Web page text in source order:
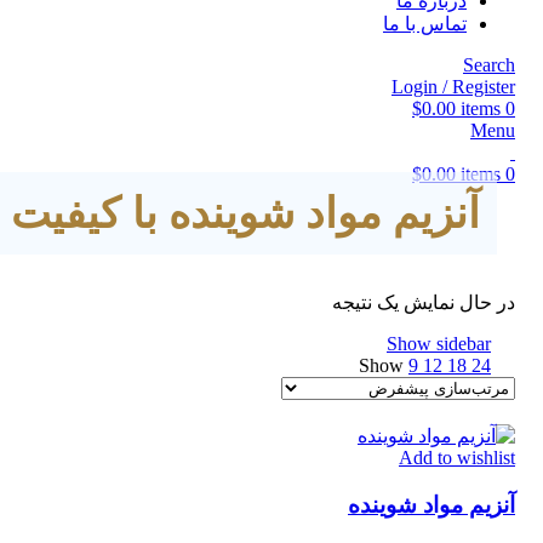
تماس با ما
Search
Login / Register
0
items
$0.00
Menu
0
items
$0.00
آنزیم مواد شوینده با کیفیت
در حال نمایش یک نتیجه
Show sidebar
Show 9 12 18 24
Add to wishlist
آنزیم مواد شوینده